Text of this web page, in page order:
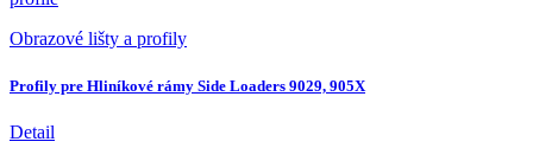
Obrazové lišty a profily
Profily pre Hliníkové rámy Side Loaders 9029, 905X
Detail